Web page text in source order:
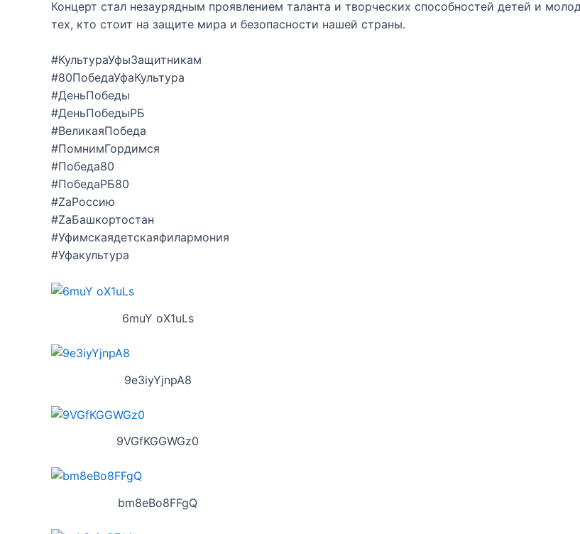
Концерт стал незаурядным проявлением таланта и творческих способностей детей и
тех, кто стоит на защите мира и безопасности нашей страны.
#КультураУфыЗащитникам
#80ПобедаУфаКультура
#ДеньПобеды
#ДеньПобедыРБ
#ВеликаяПобеда
#ПомнимГордимся
#Победа80
#ПобедаРБ80
#ZаРоссию
#ZаБашкортостан
#Уфимскаядетскаяфилармония
#Уфакультура
6muY oX1uLs
9e3iyYjnpA8
9VGfKGGWGz0
bm8eBo8FFgQ